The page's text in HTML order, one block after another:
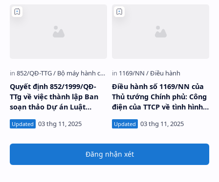
Quyết định 852/1999/QĐ-
TTg về việc thành lập Ban
soạn thảo Dự án Luật
Đường bộ Việt Nam do Thủ
tướng Chính phủ ban hành
Điều hành số 1169/NN của
Thủ tướng Chính phủ: Công
điện của TTCP về tình hình
lũ lụt ở miền Trung
Đăng nhận xét